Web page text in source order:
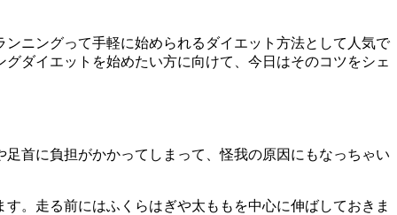
ニングって手軽に始められるダイエット方法として人気で
ダイエットを始めたい方に向けて、今日はそのコツをシェ
首に負担がかかってしまって、怪我の原因にもなっちゃい
。走る前にはふくらはぎや太ももを中心に伸ばしておきま